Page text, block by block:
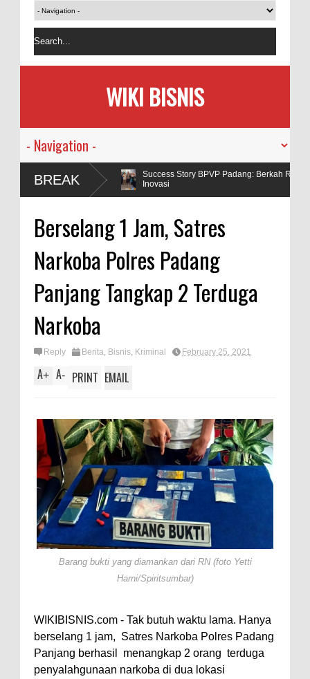
WIKI BISNIS
BREAK
Success Story BPVP Padang: Berkah Rasa Yayasan Berkah Amal Salih
Inovasi
Amal Salih
Berselang 1 Jam, Satres
Narkoba Polres Padang
Panjang Tangkap 2 Terduga
Narkoba
Reply Berita, Bisnis, Kriminal February 25, 2021
A+ A- PRINT EMAIL
Barang bukti yang diamankan dari RN (foto Yetti
Harni/Spiritsumbar)
WIKIBISNIS.com - Tak butuh waktu lama. Hanya
berselang 1 jam, Satres Narkoba Polres Padang
Panjang berhasil menangkap 2 orang terduga
penyalahgunaan narkoba di dua lokasi